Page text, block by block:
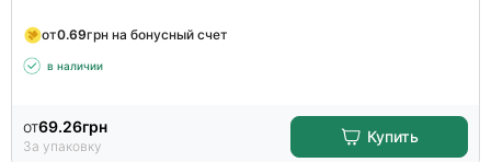
от0.69грн на бонусный счет
в наличии
от69.26грн
За упаковку
Купить